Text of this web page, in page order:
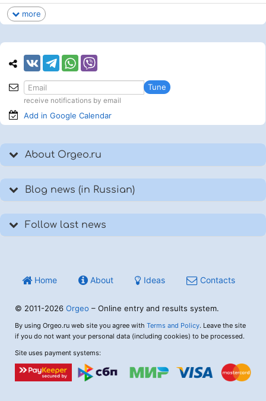
more
Tune
receive notifications by email
Add in Google Calendar
About Orgeo.ru
Blog news (in Russian)
Follow last news
Home About Ideas Contacts
© 2011-2026 Orgeo – Online entry and results system.
By using Orgeo.ru web site you agree with Terms and Policy. Leave the site
if you do not want your personal data (including cookies) to be processed.
Site uses payment systems: